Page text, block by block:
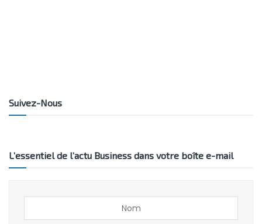
Suivez-Nous
L’essentiel de l’actu Business dans votre boîte e-mail